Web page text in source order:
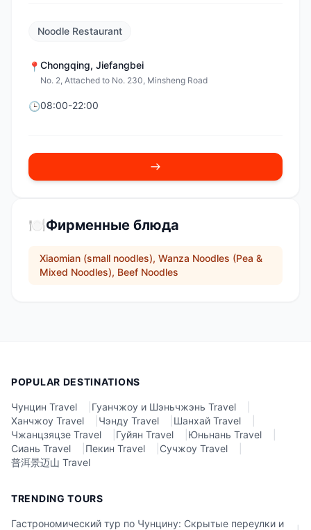
Noodle Restaurant
📍 Chongqing, Jiefangbei
No. 2, Attached to No. 230, Minsheng Road
🕒08:00-22:00
🍽️Фирменные блюда
Xiaomian (small noodles), Wanza Noodles (Pea &
Mixed Noodles), Beef Noodles
POPULAR DESTINATIONS
Чунцин Travel Гуанчжоу и Шэньчжэнь Travel
Ханчжоу Travel
Чэнду Travel Шанхай Travel
Чжанцзяцзе Travel
Гуйян Travel Юньнань Travel
Сиань Travel
Пекин Travel Сучжоу Travel
普洱景迈山 Travel
TRENDING TOURS
Гастрономический тур по Чунцину: Скрытые переулки и